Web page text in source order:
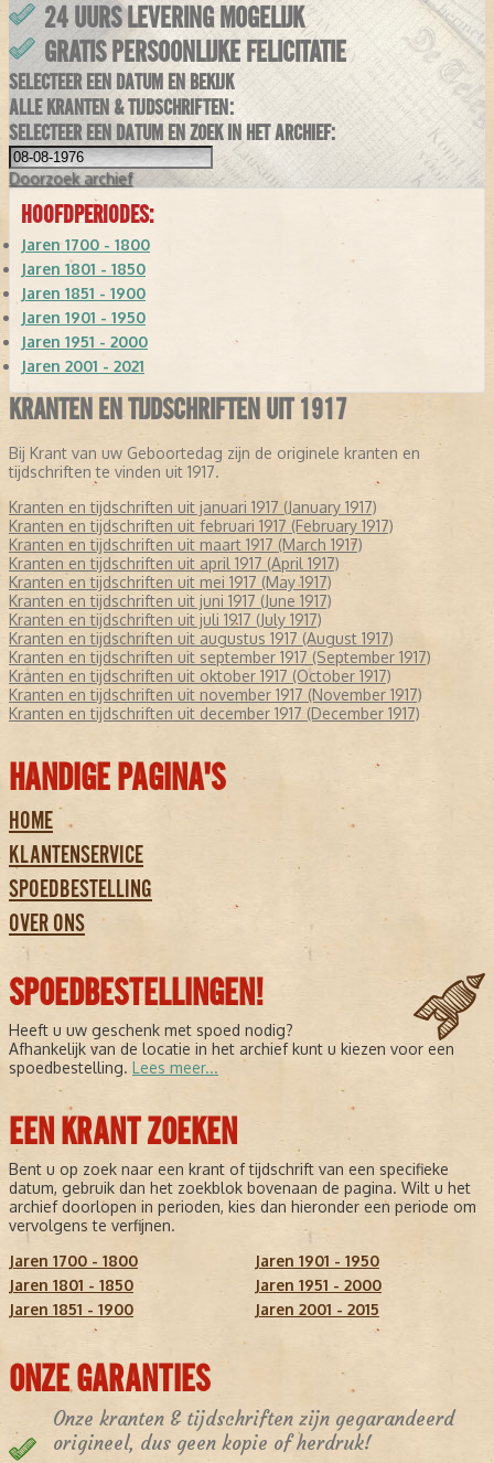
24 UURS LEVERING MOGELIJK
GRATIS PERSOONLIJKE FELICITATIE
SELECTEER EEN DATUM EN BEKIJK
ALLE KRANTEN & TIJDSCHRIFTEN:
SELECTEER EEN DATUM EN ZOEK IN HET ARCHIEF:
Doorzoek archief
HOOFDPERIODES:
Jaren 1700 - 1800
Jaren 1801 - 1850
Jaren 1851 - 1900
Jaren 1901 - 1950
Jaren 1951 - 2000
Jaren 2001 - 2021
KRANTEN EN TIJDSCHRIFTEN UIT 1917
Bij Krant van uw Geboortedag zijn de originele kranten en
tijdschriften te vinden uit 1917.
Kranten en tijdschriften uit januari 1917 (January 1917)
Kranten en tijdschriften uit februari 1917 (February 1917)
Kranten en tijdschriften uit maart 1917 (March 1917)
Kranten en tijdschriften uit april 1917 (April 1917)
Kranten en tijdschriften uit mei 1917 (May 1917)
Kranten en tijdschriften uit juni 1917 (June 1917)
Kranten en tijdschriften uit juli 1917 (July 1917)
Kranten en tijdschriften uit augustus 1917 (August 1917)
Kranten en tijdschriften uit september 1917 (September 1917)
Kranten en tijdschriften uit oktober 1917 (October 1917)
Kranten en tijdschriften uit november 1917 (November 1917)
Kranten en tijdschriften uit december 1917 (December 1917)
HANDIGE PAGINA'S
HOME
KLANTENSERVICE
SPOEDBESTELLING
OVER ONS
SPOEDBESTELLINGEN!
Heeft u uw geschenk met spoed nodig?
Afhankelijk van de locatie in het archief kunt u kiezen voor een
spoedbestelling. Lees meer...
EEN KRANT ZOEKEN
Bent u op zoek naar een krant of tijdschrift van een specifieke
datum, gebruik dan het zoekblok bovenaan de pagina. Wilt u het
archief doorlopen in perioden, kies dan hieronder een periode om
vervolgens te verfijnen.
Jaren 1700 - 1800
Jaren 1801 - 1850
Jaren 1851 - 1900
Jaren 1901 - 1950
Jaren 1951 - 2000
Jaren 2001 - 2015
ONZE GARANTIES
Onze kranten & tijdschriften zijn gegarandeerd
origineel, dus geen kopie of herdruk!